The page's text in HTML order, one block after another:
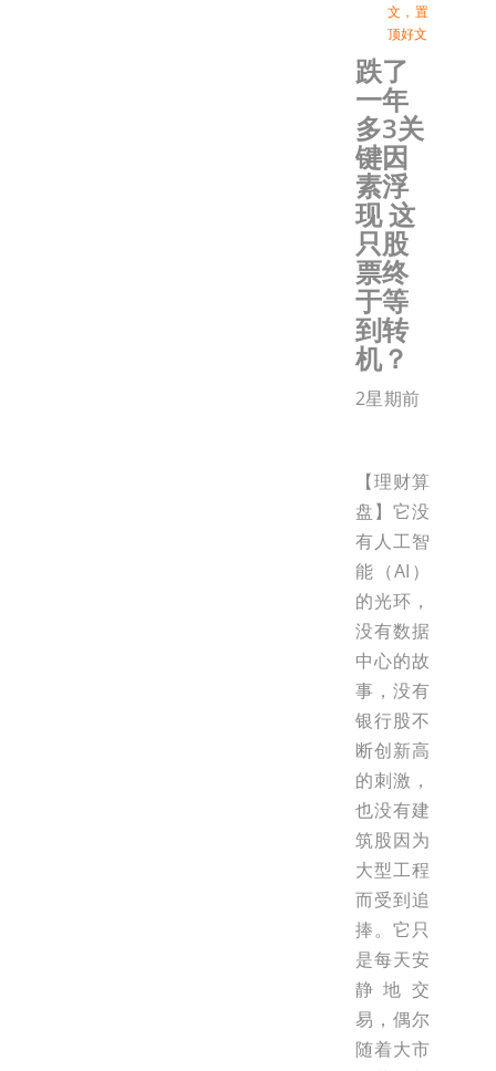
文 ， 置
顶好文
跌了
一年
多3关
键因
素浮
现 这
只股
票终
于等
到转
机？
2星期前
【理财算
盘】它没
有人工智
能（AI）
的光环，
没有数据
中心的故
事，没有
银行股不
断创新高
的刺激，
也没有建
筑股因为
大型工程
而受到追
捧。它只
是每天安
静地交
易，偶尔
随着大市